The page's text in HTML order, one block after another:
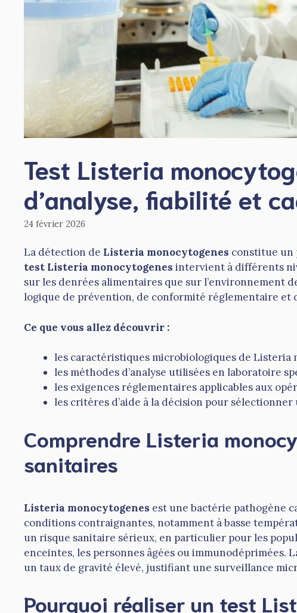
Test Listeria
d’analyse, fiabilité et
24 février 2026
La détection de Listeria monocytogenes constitue un
test Listeria monocytogenes intervient à différents
sur les denrées alimentaires que sur l’environnement
logique de prévention, de conformité réglementaire et
Ce que vous allez découvrir :
les caractéristiques microbiologiques de Listeria
les méthodes d’analyse utilisées en laboratoire
les exigences réglementaires applicables aux
les critères d’aide à la décision pour
Comprendre Listeria
sanitaires
Listeria monocytogenes est une bactérie pathogène
conditions contraignantes, notamment à basse
un risque sanitaire sérieux, en particulier pour les
enceintes, les personnes âgées ou immunodéprimées.
un taux de gravité élevé, justifiant une surveillance
Pourquoi réaliser un test